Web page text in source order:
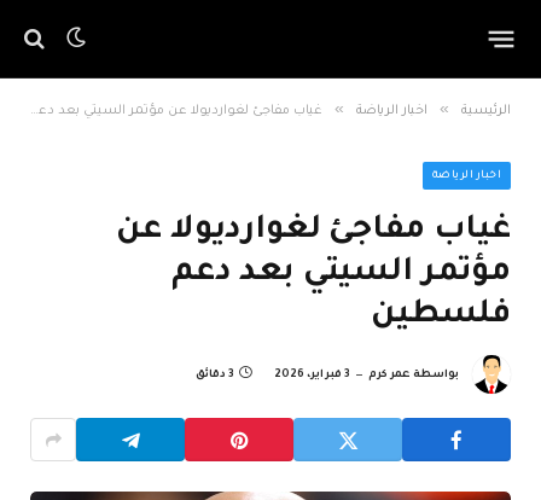
الرئيسية » اخبار الرياضة » غياب مفاجئ لغوارديولا عن مؤتمر السيتي بعد دعم فلسطين
اخبار الرياضة
غياب مفاجئ لغوارديولا عن
مؤتمر السيتي بعد دعم
فلسطين
بواسطة عمر كرم 3 فبراير، 2026 3 دقائق